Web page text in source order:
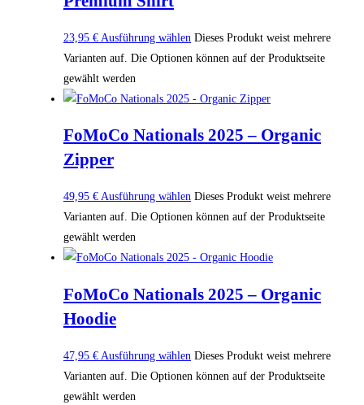
23,95 € Ausführung wählen Dieses Produkt weist mehrere
Varianten auf. Die Optionen können auf der Produktseite
gewählt werden
FoMoCo Nationals 2025 – Organic
Zipper
49,95 €Ausführung wählen Dieses Produkt weist mehrere
Varianten auf. Die Optionen können auf der Produktseite
gewählt werden
FoMoCo Nationals 2025 – Organic
Hoodie
47,95 € Ausführung wählen Dieses Produkt weist mehrere
Varianten auf. Die Optionen können auf der Produktseite
gewählt werden